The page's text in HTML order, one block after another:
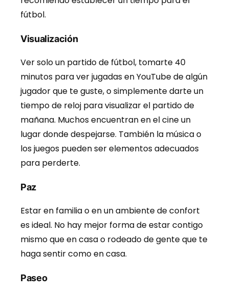
fútbol.
Visualización
Ver solo un partido de fútbol, tomarte 40
minutos para ver jugadas en YouTube de algún
jugador que te guste, o simplemente darte un
tiempo de reloj para visualizar el partido de
mañana. Muchos encuentran en el cine un
lugar donde despejarse. También la música o
los juegos pueden ser elementos adecuados
para perderte.
Paz
Estar en familia o en un ambiente de confort
es ideal. No hay mejor forma de estar contigo
mismo que en casa o rodeado de gente que te
haga sentir como en casa.
Paseo